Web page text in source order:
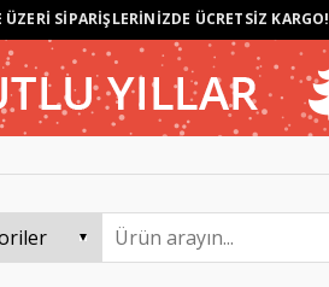
ÜZERİ SİPARİŞLERİNİZDE ÜCRETSİZ KARGO!